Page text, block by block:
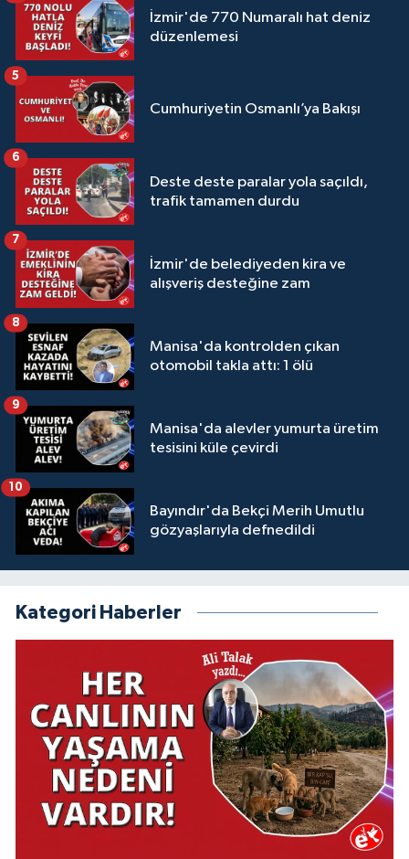
İzmir'de 770 Numaralı hat deniz
düzenlemesi
Cumhuriyetin Osmanlı’ya Bakışı
5
Deste deste paralar yola saçıldı,
trafik tamamen durdu
6
İzmir'de belediyeden kira ve
alışveriş desteğine zam
7
Manisa'da kontrolden çıkan
otomobil takla attı: 1 ölü
8
Manisa'da alevler yumurta üretim
tesisini küle çevirdi
9
Bayındır'da Bekçi Merih Umutlu
gözyaşlarıyla defnedildi
10
Kategori Haberler